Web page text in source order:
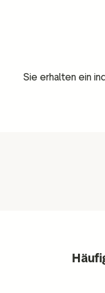
Sie erhalten ein